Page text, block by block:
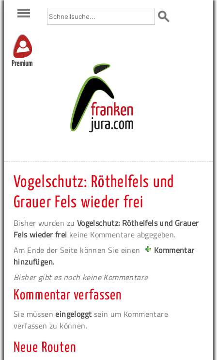
Premium
Vogelschutz: Röthelfels und
Grauer Fels wieder frei
Bisher wurden zu Vogelschutz: Röthelfels und Grauer
Fels wieder frei keine Kommentare abgegeben.
Am Ende der Seite können Sie einen
Kommentar
hinzufügen.
Bisher gibt es noch keine Kommentare
Kommentar verfassen
Sie müsseneingeloggt sein um Kommentare
verfassen zu können.
Neue Routen